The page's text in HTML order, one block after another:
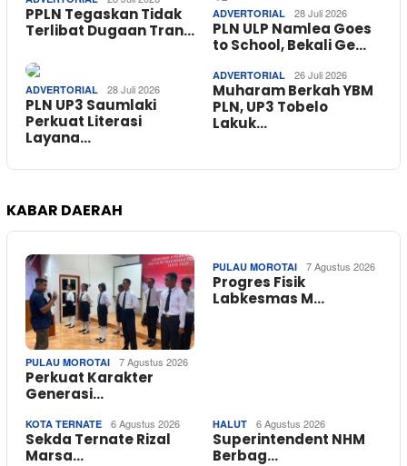
PPLN Tegaskan Tidak
Terlibat Dugaan Tran…
ADVERTORIAL 28 Juli 2026
PLN ULP Namlea Goes
to School, Bekali Ge…
ADVERTORIAL 28 Juli 2026
PLN UP3 Saumlaki
Perkuat Literasi
Layana…
ADVERTORIAL 26 Juli 2026
Muharam Berkah YBM
PLN, UP3 Tobelo
Lakuk…
KABAR DAERAH
PULAU MOROTAI 7 Agustus 2026
Perkuat Karakter
Generasi…
PULAU MOROTAI 7 Agustus 2026
Progres Fisik
Labkesmas M…
KOTA TERNATE 6 Agustus 2026
Sekda Ternate Rizal
Marsa…
HALUT 6 Agustus 2026
Superintendent NHM
Berbag…